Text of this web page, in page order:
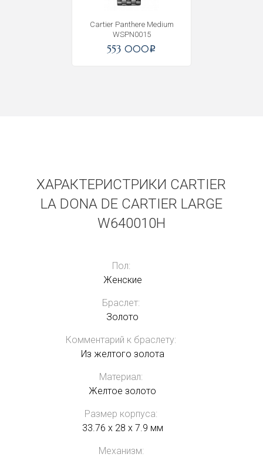
Cartier Panthere Medium
WSPN0015
553 000i
ХАРАКТЕРИСТРИКИ CARTIER
LA DONA DE CARTIER LARGE
W640010H
Пол:
Женские
Браслет:
Золото
Комментарий к браслету:
Из желтого золота
Материал:
Желтое золото
Размер корпуса:
33.76 x 28 x 7.9 мм
Механизм: